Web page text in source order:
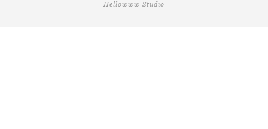
Hellowww Studio